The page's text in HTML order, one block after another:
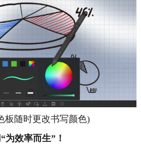
板随时更改书写颜色)
为效率而生”！